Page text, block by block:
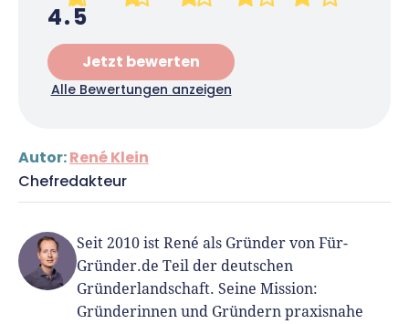
4.5
Jetzt bewerten
Alle Bewertungen anzeigen
Autor:René Klein
Chefredakteur
Seit 2010 ist René als Gründer von Für-
Gründer.de Teil der deutschen
Gründerlandschaft. Seine Mission:
Gründerinnen und Gründern praxisnahe